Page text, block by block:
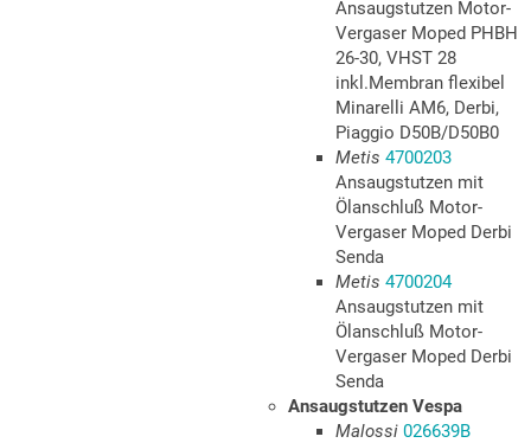
Ansaugstutzen Motor-
Vergaser Moped PHBH
26-30, VHST 28
inkl.Membran flexibel
Minarelli AM6, Derbi,
Piaggio D50B/D50B0
Metis 4700203
Ansaugstutzen mit
Ölanschluß Motor-
Vergaser Moped Derbi
Senda
Metis 4700204
Ansaugstutzen mit
Ölanschluß Motor-
Vergaser Moped Derbi
Senda
Ansaugstutzen Vespa
Malossi 026639B